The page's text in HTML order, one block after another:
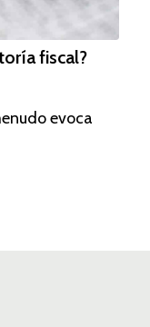
fiscal?
evoca